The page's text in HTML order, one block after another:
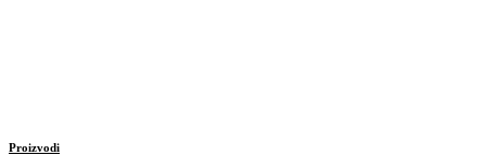
Proizvodi